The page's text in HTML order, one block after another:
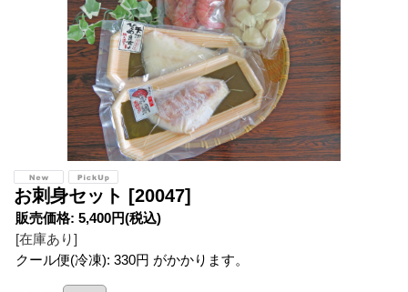
お刺身セット [20047]
販売価格: 5,400円(税込)
[在庫あり]
クール便(冷凍): 330円 がかかります。